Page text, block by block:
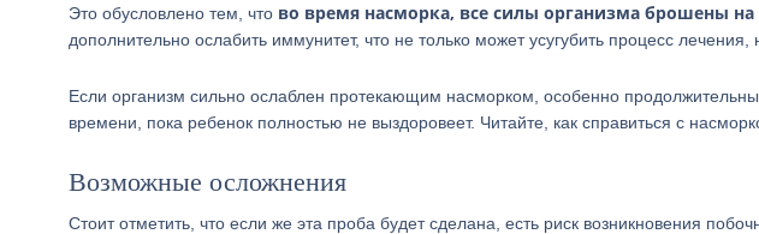
Это обусловлено тем, что во время насморка, все силы организма брошены на
дополнительно ослабить иммунитет, что не только может усугубить процесс лечения,
Если организм сильно ослаблен протекающим насморком, особенно
времени, пока ребенок полностью не выздоровеет. Читайте, как справиться с
Возможные осложнения
Стоит отметить, что если же эта проба будет сделана, есть риск возникновения